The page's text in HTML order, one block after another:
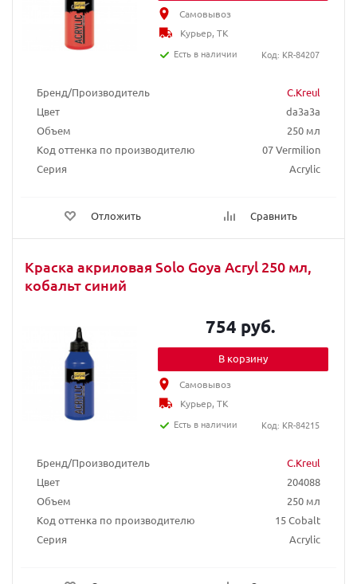
Бренд/Производитель
C.Kreul
Цвет
da3a3a
Объем
250 мл
Код оттенка по производителю
07 Vermilion
Серия
Acrylic
Отложить Сравнить
Самовывоз
Курьер, ТК
Есть в наличии
Код: KR-84207
Краска акриловая Solo Goya Acryl 250 мл,
кобальт синий
Бренд/Производитель
C.Kreul
Цвет
204088
Объем
250 мл
Код оттенка по производителю
15 Cobalt
Серия
Acrylic
754 руб.
В корзину
Самовывоз
Курьер, ТК
Есть в наличии
Код: KR-84215